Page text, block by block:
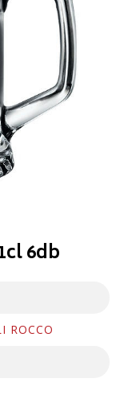
6db
ROCCO